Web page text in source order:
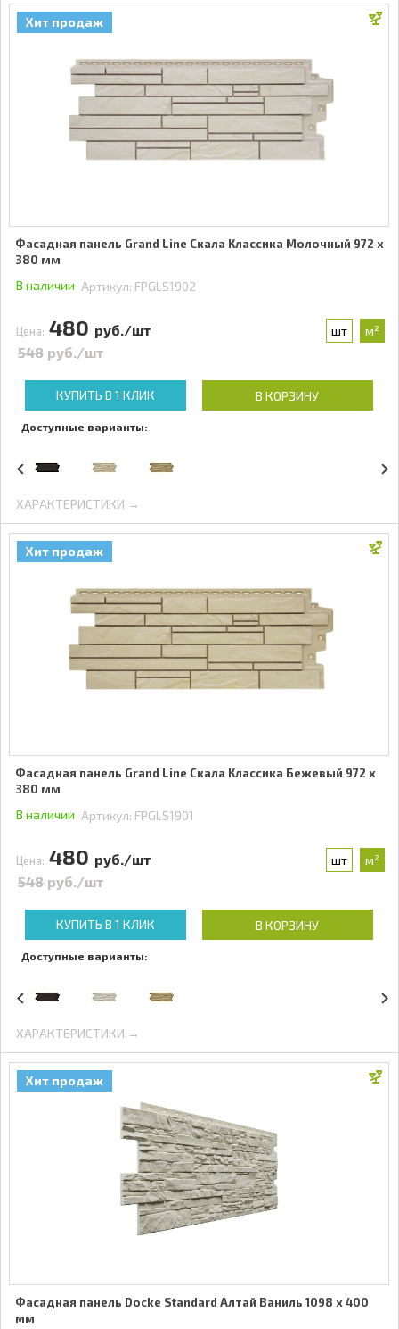
Хит продаж
Фасадная панель Grand Line Скала Классика Молочный 972 x
380 мм
В наличии Артикул: FPGLS1902
Цена: 480 руб./шт шт м²
548 руб./шт
КУПИТЬ В 1 КЛИК В КОРЗИНУ
Доступные варианты:
ХАРАКТЕРИСТИКИ →
Хит продаж
Фасадная панель Grand Line Скала Классика Бежевый 972 x
380 мм
В наличии Артикул: FPGLS1901
Цена: 480 руб./шт шт м²
548 руб./шт
КУПИТЬ В 1 КЛИК В КОРЗИНУ
Доступные варианты:
ХАРАКТЕРИСТИКИ →
Хит продаж
Фасадная панель Docke Standard Алтай Ваниль 1098 x 400
мм